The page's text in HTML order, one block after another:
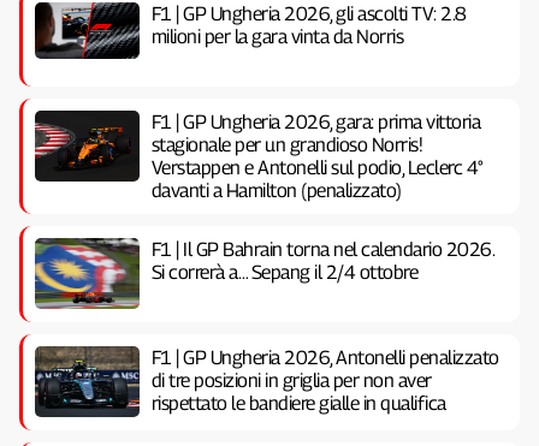
F1 | GP Ungheria 2026, gli ascolti TV: 2.8
milioni per la gara vinta da Norris
F1 | GP Ungheria 2026, gara: prima vittoria
stagionale per un grandioso Norris!
Verstappen e Antonelli sul podio, Leclerc 4°
davanti a Hamilton (penalizzato)
F1 | Il GP Bahrain torna nel calendario 2026.
Si correrà a… Sepang il 2/4 ottobre
F1 | GP Ungheria 2026, Antonelli penalizzato
di tre posizioni in griglia per non aver
rispettato le bandiere gialle in qualifica